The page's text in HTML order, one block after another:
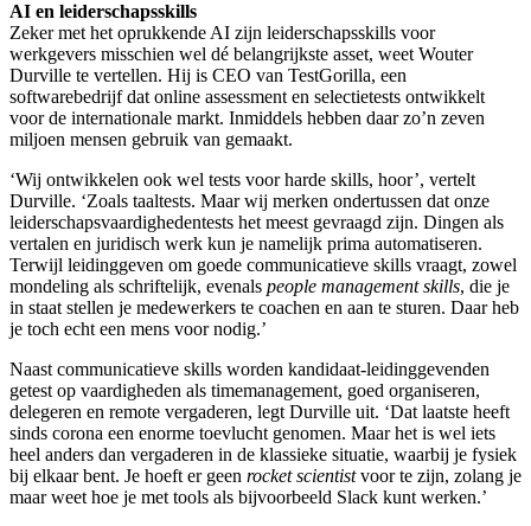
AI en leiderschapsskills
Zeker met het oprukkende AI zijn leiderschapsskills voor
werkgevers misschien wel dé belangrijkste asset, weet Wouter
Durville te vertellen. Hij is CEO van TestGorilla, een
softwarebedrijf dat online assessment en selectietests ontwikkelt
voor de internationale markt. Inmiddels hebben daar zo’n zeven
miljoen mensen gebruik van gemaakt.
‘Wij ontwikkelen ook wel tests voor harde skills, hoor’, vertelt
Durville. ‘Zoals taaltests. Maar wij merken ondertussen dat onze
leiderschapsvaardighedentests het meest gevraagd zijn. Dingen als
vertalen en juridisch werk kun je namelijk prima automatiseren.
Terwijl leidinggeven om goede communicatieve skills vraagt, zowel
mondeling als schriftelijk, evenals people management skills, die je
in staat stellen je medewerkers te coachen en aan te sturen. Daar heb
je toch echt een mens voor nodig.’
Naast communicatieve skills worden kandidaat-leidinggevenden
getest op vaardigheden als timemanagement, goed organiseren,
delegeren en remote vergaderen, legt Durville uit. ‘Dat laatste heeft
sinds corona een enorme toevlucht genomen. Maar het is wel iets
heel anders dan vergaderen in de klassieke situatie, waarbij je fysiek
bij elkaar bent. Je hoeft er geen rocket scientistvoor te zijn, zolang je
maar weet hoe je met tools als bijvoorbeeld Slack kunt werken.’